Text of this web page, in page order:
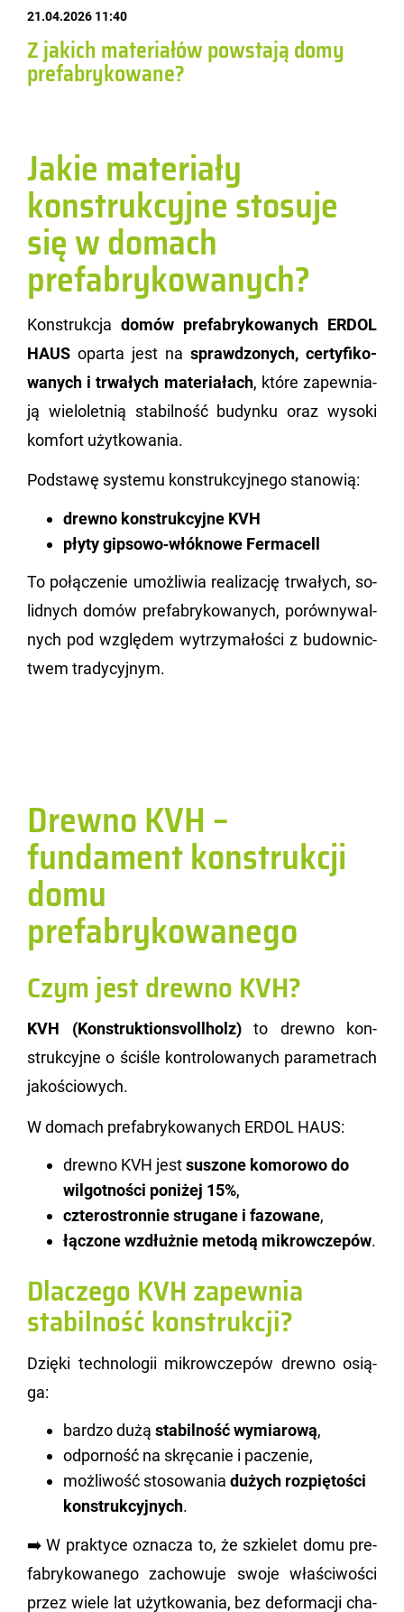
21.04.2026 11:40
Z jakich materiałów powstają domy
prefabrykowane?
Jakie materiały
konstrukcyjne stosuje
się w domach
prefabrykowanych?
Kon­struk­cja domów pre­fa­bry­ko­wa­nych ERDOL
HAUS opar­ta jest na spraw­dzo­nych, cer­ty­fi­ko­
wa­nych i trwa­łych ma­te­ria­łach, które za­pew­nia­
ją wie­lo­let­nią sta­bil­ność bu­dyn­ku oraz wy­so­ki
kom­fort użyt­ko­wa­nia.
Pod­sta­wę sys­te­mu kon­struk­cyj­ne­go sta­no­wią:
drewno konstrukcyjne KVH
płyty gipsowo‑włóknowe Fermacell
To po­łą­cze­nie umoż­li­wia re­ali­za­cję trwa­łych, so­
lid­nych domów pre­fa­bry­ko­wa­nych, po­rów­ny­wal­
nych pod wzglę­dem wy­trzy­ma­ło­ści z bu­dow­nic­
twem tra­dy­cyj­nym.
Drewno KVH –
fundament konstrukcji
domu
prefabrykowanego
Czym jest drewno KVH?
KVH (Kon­struk­tion­svol­l­holz)to drew­no kon­
struk­cyj­ne o ści­śle kon­tro­lo­wa­nych pa­ra­me­trach
ja­ko­ścio­wych.
W do­mach pre­fa­bry­ko­wa­nych ERDOL HAUS:
drewno KVH jestsuszone komorowo do
wilgotności poniżej 15%,
czterostronnie strugane i fazowane,
łączone wzdłużnie metodą mikrowczepów.
Dlaczego KVH zapewnia
stabilność konstrukcji?
Dzię­ki tech­no­lo­gii mi­krow­cze­pów drew­no osią­
ga:
bardzo dużą stabilność wymiarową,
odporność na skręcanie i paczenie,
możliwość stosowania dużych rozpiętości
konstrukcyjnych.
➡️ W prak­ty­ce ozna­cza to, że szkie­let domu pre­
fa­bry­ko­wa­ne­go za­cho­wu­je swoje wła­ści­wo­ści
przez wiele lat użyt­ko­wa­nia, bez de­for­ma­cji cha­